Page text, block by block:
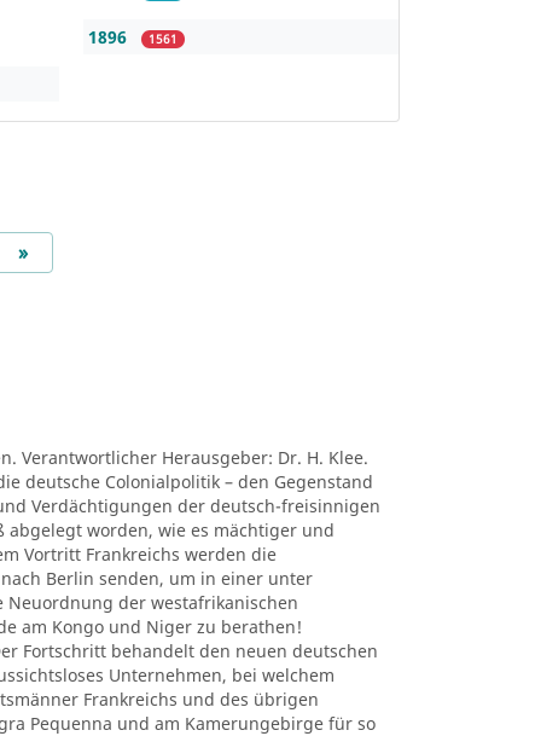
1896 1561
»Next
Verantwortlicher Herausgeber: Dr. H. Klee.
deutsche Colonialpolitik – den Gegenstand
Verdächtigungen der deutsch-freisinnigen
abgelegt worden, wie es mächtiger und
Vortritt Frankreichs werden die
Berlin senden, um in einer unter
der westafrikanischen
am Kongo und Niger zu berathen!
Fortschritt behandelt den neuen deutschen
Unternehmen, bei welchem
Frankreichs und des übrigen
Pequenna und am Kamerungebirge für so